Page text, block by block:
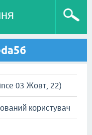
03 Жовт, 22)
користувач